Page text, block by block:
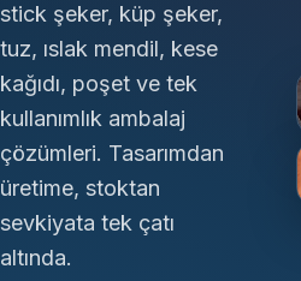
stick şeker, küp şeker,
tuz, ıslak mendil, kese
kağıdı, poşet ve tek
kullanımlık ambalaj
çözümleri. Tasarımdan
üretime, stoktan
sevkiyata tek çatı
altında.